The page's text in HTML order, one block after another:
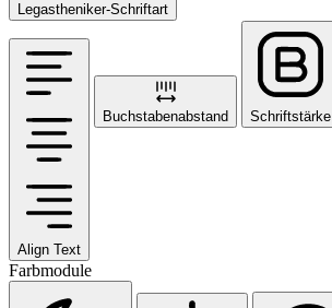
Legastheniker-Schriftart
Align Text
Buchstabenabstand Schriftstärke
Farbmodule